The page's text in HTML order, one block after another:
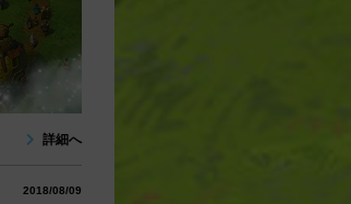
詳細へ
2018/08/09